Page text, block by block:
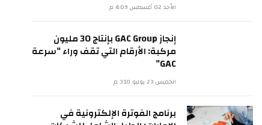
الأحد 02 أغسطس 4:09 م
إنجاز GAC Group بإنتاج 30 مليون
مركبة: الأرقام التي تقف وراء “سرعة
GAC”
الخميس 23 يوليو 3:10 م
برنامج الفوترة الإلكترونية في